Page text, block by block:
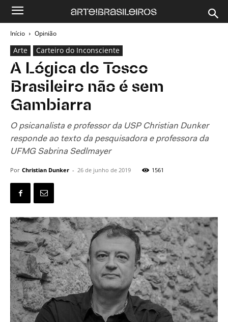
Início Opinião
Arte Carteiro do Inconsciente
A Lógica do Tosco
Brasileiro não é sem
Gambiarra
O psicanalista e professor da USP Christian Dunker
responde ao texto da pesquisadora e professora da
UFMG Sabrina Sedlmayer
Por Christian Dunker - 26 de junho de 2019 1561